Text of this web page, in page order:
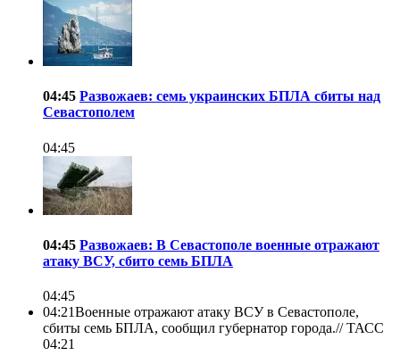
04:45 Развожаев: семь украинских БПЛА сбиты над
Севастополем
04:45
04:45 Развожаев: В Севастополе военные отражают
атаку ВСУ, сбито семь БПЛА
04:45
04:21Военные отражают атаку ВСУ в Севастополе,
сбиты семь БПЛА, сообщил губернатор города.//ТАСС
04:21